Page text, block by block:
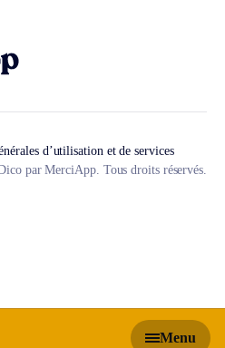
Menu
d’utilisation et de services
par MerciApp. Tous droits réservés.